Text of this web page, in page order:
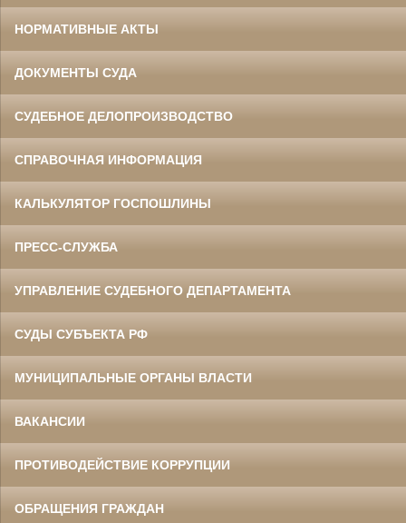
НОРМАТИВНЫЕ АКТЫ
ДОКУМЕНТЫ СУДА
СУДЕБНОЕ ДЕЛОПРОИЗВОДСТВО
СПРАВОЧНАЯ ИНФОРМАЦИЯ
КАЛЬКУЛЯТОР ГОСПОШЛИНЫ
ПРЕСС-СЛУЖБА
УПРАВЛЕНИЕ СУДЕБНОГО ДЕПАРТАМЕНТА
СУДЫ СУБЪЕКТА РФ
МУНИЦИПАЛЬНЫЕ ОРГАНЫ ВЛАСТИ
ВАКАНСИИ
ПРОТИВОДЕЙСТВИЕ КОРРУПЦИИ
ОБРАЩЕНИЯ ГРАЖДАН